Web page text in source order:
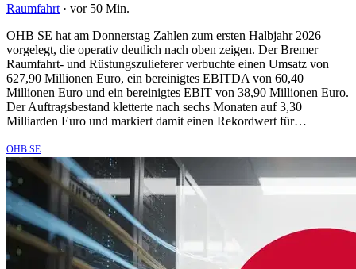
Raumfahrt · vor 50 Min.
OHB SE hat am Donnerstag Zahlen zum ersten Halbjahr 2026
vorgelegt, die operativ deutlich nach oben zeigen. Der Bremer
Raumfahrt- und Rüstungszulieferer verbuchte einen Umsatz von
627,90 Millionen Euro, ein bereinigtes EBITDA von 60,40
Millionen Euro und ein bereinigtes EBIT von 38,90 Millionen Euro.
Der Auftragsbestand kletterte nach sechs Monaten auf 3,30
Milliarden Euro und markiert damit einen Rekordwert für…
OHB SE